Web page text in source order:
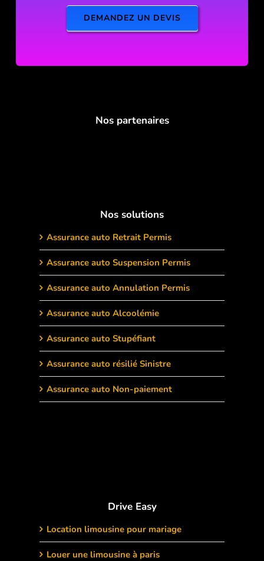
DEMANDEZ UN DEVIS
Nos partenaires
Nos solutions
Assurance auto Retrait Permis
Assurance auto Suspension Permis
Assurance auto Annulation Permis
Assurance auto Alcoolémie
Assurance auto Stupéfiant
Assurance auto résilié Sinistre
Assurance auto Non-paiement
Drive Easy
Location limousine pour mariage
Louer une limousine à paris